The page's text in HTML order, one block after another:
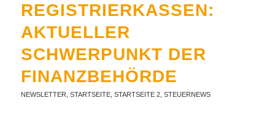
REGISTRIERKASSEN:
AKTUELLER
SCHWERPUNKT DER
FINANZBEHÖRDE
NEWSLETTER STARTSEITE, STARTSEITE 2, STEUERNEWS